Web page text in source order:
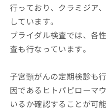
行っており、クラミジア
しています。
ブライダル検査では、各
査も行なっています。
子宮頸がんの定期検診も
因であるヒトパピローマ
いるか確認することが可能